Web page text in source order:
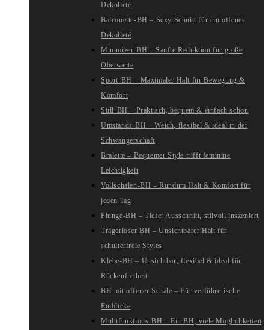
Dekolleté
Balconette-BH – Sexy Schnitt für ein offenes
Dekolleté
Minimizer-BH – Sanfte Reduktion für große
Oberweite
Sport-BH – Maximaler Halt für Bewegung &
Komfort
Still-BH – Praktisch, bequem & einfach schön
Umstands-BH – Weich, flexibel & ideal in der
Schwangerschaft
Bralette – Bequemer Style trifft feminine
Leichtigkeit
Vollschalen-BH – Rundum Halt & Komfort für
jeden Tag
Plunge-BH – Tiefer Ausschnitt, stilvoll inszeniert
Trägerloser BH – Unsichtbarer Halt für
schulterfreie Styles
Klebe-BH – Unsichtbar, flexibel & ideal für
Rückenfreiheit
BH mit offener Schale – Für verführerische
Einblicke
Multifunktions-BH – Ein BH, viele Möglichkeiten